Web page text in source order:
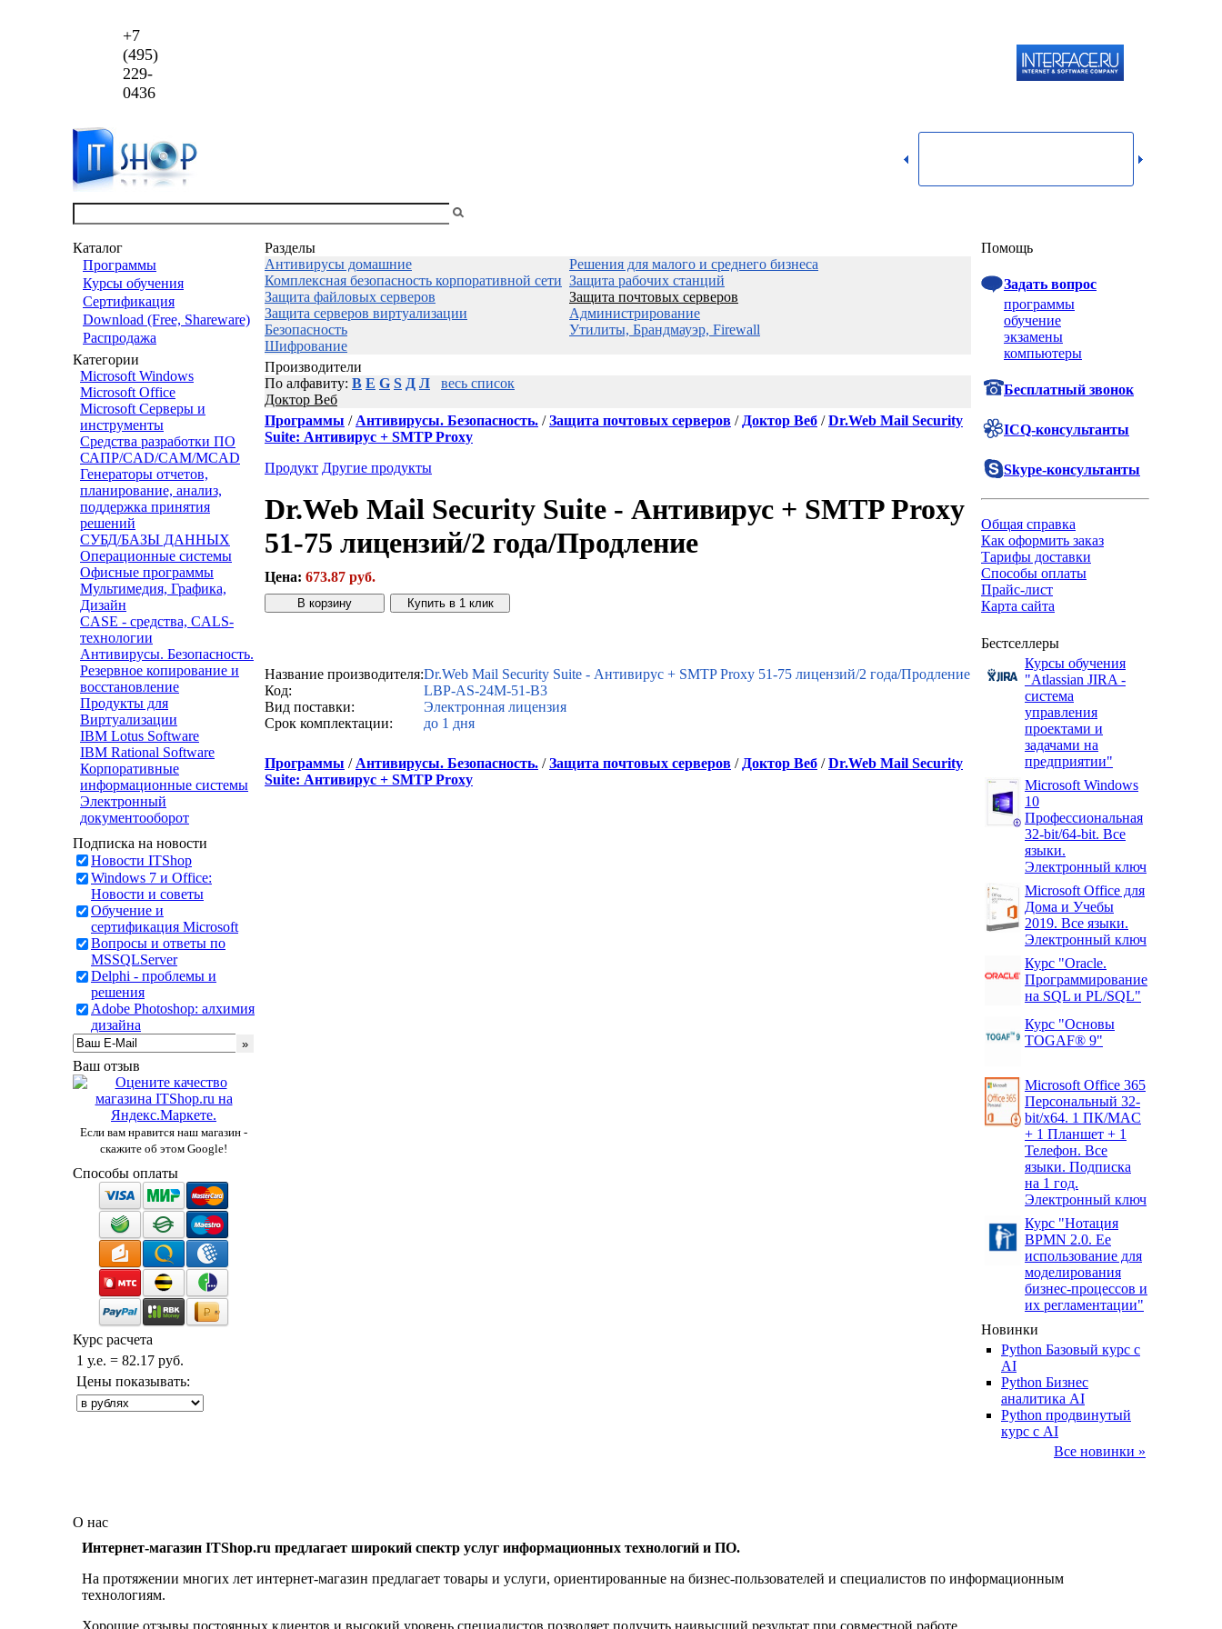
+7
(495)
229-
0436
Каталог
Программы
Курсы обучения
Сертификация
Download (Free, Shareware)
Распродажа
Категории
Microsoft Windows
Microsoft Office
Microsoft Серверы и
инструменты
Средства разработки ПО
САПР/CAD/CAM/MCAD
Генераторы отчетов,
планирование, анализ,
поддержка принятия
решений
СУБД/БАЗЫ ДАННЫХ
Операционные системы
Офисные программы
Мультимедия, Графика,
Дизайн
CASE - средства, CALS-
технологии
Антивирусы. Безопасность.
Резервное копирование и
восстановление
Продукты для
Виртуализации
IBM Lotus Software
IBM Rational Software
Корпоративные
информационные системы
Электронный
документооборот
Подписка на новости
Новости ITShop
Windows 7 и Office:
Новости и советы
Обучение и
сертификация Microsoft
Вопросы и ответы по
MSSQLServer
Delphi - проблемы и
решения
Adobe Photoshop: алхимия
дизайна
Ваш отзыв
Если вам нравится наш магазин -
скажите об этом Google!
Способы оплаты
Курс расчета
1 у.е. = 82.17 руб.
Цены показывать:
Разделы
Антивирусы домашние
Решения для малого и среднего бизнеса
Комплексная безопасность корпоративной сети Защита рабочих станций
Защита файловых серверов
Защита почтовых серверов
Защита серверов виртуализации
Администрирование
Безопасность
Утилиты, Брандмауэр, Firewall
Шифрование
Производители
По алфавиту: B E G S Д Л
весь список
Доктор Веб
Программы / Антивирусы. Безопасность. /Защита почтовых серверов / Доктор Веб /Dr.Web Mail Security
Suite: Антивирус + SMTP Proxy
Продукт Другие продукты
Dr.Web Mail Security Suite - Антивирус + SMTP Proxy
51-75 лицензий/2 года/Продление
Цена: 673.87 руб.
Название производителя:Dr.Web Mail Security Suite - Антивирус + SMTP Proxy 51-75 лицензий/2 года/Продление
Код:
LBP-AS-24M-51-B3
Вид поставки:
Электронная лицензия
Срок комплектации:
до 1 дня
Программы / Антивирусы. Безопасность. /Защита почтовых серверов / Доктор Веб /Dr.Web Mail Security
Suite: Антивирус + SMTP Proxy
Помощь
Задать вопрос
программы
обучение
экзамены
компьютеры
Бесплатный звонок
ICQ-консультанты
Skype-консультанты
Общая справка
Как оформить заказ
Тарифы доставки
Способы оплаты
Прайс-лист
Карта сайта
Бестселлеры
Курсы обучения
"Atlassian JIRA -
система
управления
проектами и
задачами на
предприятии"
Microsoft Windows
10
Профессиональная
32-bit/64-bit. Все
языки.
Электронный ключ
Microsoft Office для
Дома и Учебы
2019. Все языки.
Электронный ключ
Курс "Oracle.
Программирование
на SQL и PL/SQL"
Курс "Основы
TOGAF® 9"
Microsoft Office 365
Персональный 32-
bit/x64. 1 ПК/MAC
+ 1 Планшет + 1
Телефон. Все
языки. Подписка
на 1 год.
Электронный ключ
Курс "Нотация
BPMN 2.0. Ее
использование для
моделирования
бизнес-процессов и
их регламентации"
Новинки
Python Базовый курс c
AI
Python Бизнес
аналитика AI
Python продвинутый
курс с AI
Все новинки »
О нас
Интернет-магазин ITShop.ru предлагает широкий спектр услуг информационных технологий и ПО.
На протяжении многих лет интернет-магазин предлагает товары и услуги, ориентированные на бизнес-пользователей и специалистов по информационным
технологиям.
Хорошие отзывы постоянных клиентов и высокий уровень специалистов позволяет получить наивысший результат при совместной работе.